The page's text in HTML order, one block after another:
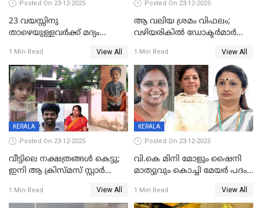
Posted On 23-12-2025
23 വയസ്സിനു
താഴെയുള്ളവർക്ക് മദ്യം
നടപടി;സ്ഥാപനങ്ങൾക്കെതിരെ
രണ്ട് കേസുകൾ
1 Min Read View All
Posted On 23-12-2025
ആ വലിയ ശ്രമം വിഫലം;
വഴിയരികില്‍ ‌ഡോക്ടര്‍മാര്‍
മരണത്തിന് കീഴടങ്ങി
1 Min Read View All
KERALA
Posted On 23-12-2025
വീട്ടിലെ നക്ഷത്രങ്ങൾ കെട്ടു;
ഇനി ആ ക്രിസ്മസ് സ്റ്റാർ
വേണ്ടിയുള്ള
1 Min Read View All
KERALA
Posted On 23-12-2025
വി.കെ മിനി മോളും ഷൈനി
മാത്യുവും കൊച്ചി മേയർ പദം
മേയറാകില്ല
1 Min Read View All